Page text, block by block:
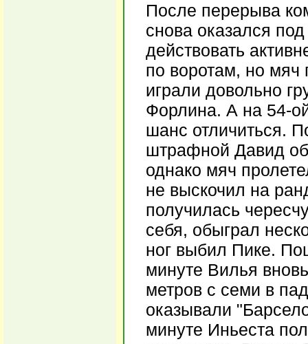
После перерыва
снова оказался
действовать
по воротам, но
играли довольно
Форлина. А на 54-
шанс отличиться.
штрафной Давид
однако мяч
не выскочил на
получилась
себя, обыграл
ног выбил Пике.
минуте Вилья
метров с семи в
оказывали
минуте Иньеста